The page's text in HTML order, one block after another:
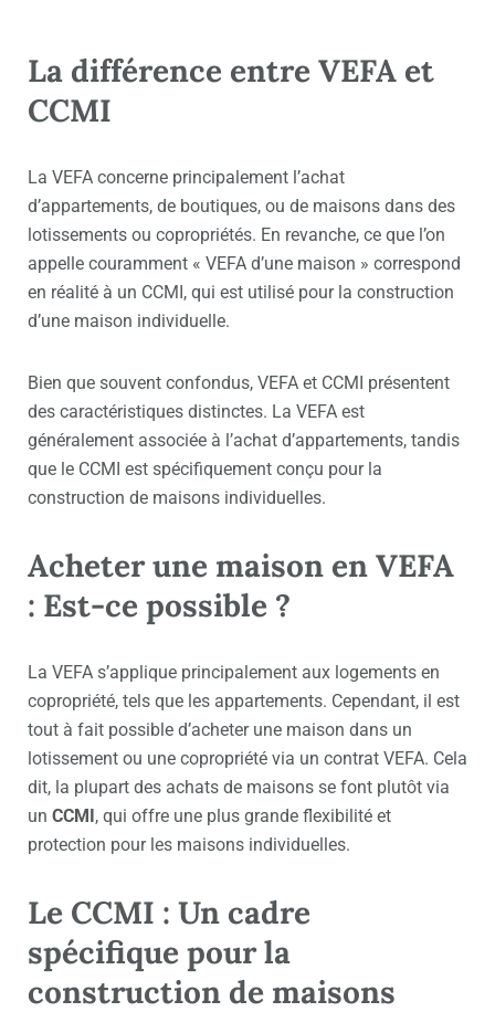
La différence entre VEFA et
CCMI
La VEFA concerne principalement l’achat
d’appartements, de boutiques, ou de maisons dans des
lotissements ou copropriétés. En revanche, ce que l’on
appelle couramment « VEFA d’une maison » correspond
en réalité à un CCMI , qui est utilisé pour la construction
d’une maison individuelle.
Bien que souvent confondus, VEFA et CCMI présentent
des caractéristiques distinctes. La VEFA est
généralement associée à l’achat d’appartements, tandis
que le CCMI est spécifiquement conçu pour la
construction de maisons individuelles.
Acheter une maison en VEFA
: Est-ce possible ?
La VEFA s’applique principalement aux logements en
copropriété, tels que les appartements. Cependant, il est
tout à fait possible d’acheter une maison dans un
lotissement ou une copropriété via un contrat VEFA. Cela
dit, la plupart des achats de maisons se font plutôt via
un CCMI , qui offre une plus grande flexibilité et
protection pour les maisons individuelles.
Le CCMI : Un cadre
spécifique pour la
construction de maisons